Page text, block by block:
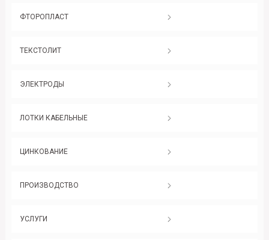
ФТОРОПЛАСТ
ТЕКСТОЛИТ
ЭЛЕКТРОДЫ
ЛОТКИ КАБЕЛЬНЫЕ
ЦИНКОВАНИЕ
ПРОИЗВОДСТВО
УСЛУГИ